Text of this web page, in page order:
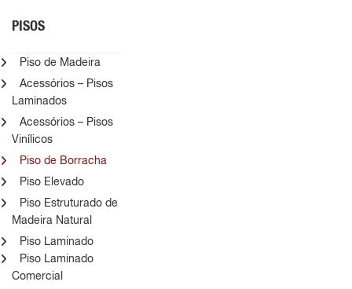
PISOS
Piso de Madeira
Acessórios – Pisos
Laminados
Acessórios – Pisos
Vinílicos
Piso de Borracha
Piso Elevado
Piso Estruturado de
Madeira Natural
Piso Laminado
Piso Laminado
Comercial